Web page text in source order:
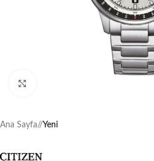
Ana Sayfa/ Yeni